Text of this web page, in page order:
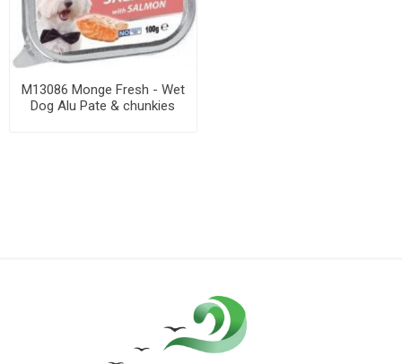
M13086 Monge Fresh - Wet
Dog Alu Pate & chunkies